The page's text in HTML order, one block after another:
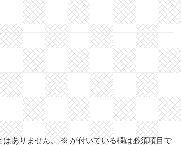
はありません。 ※が付いている欄は必須項目で